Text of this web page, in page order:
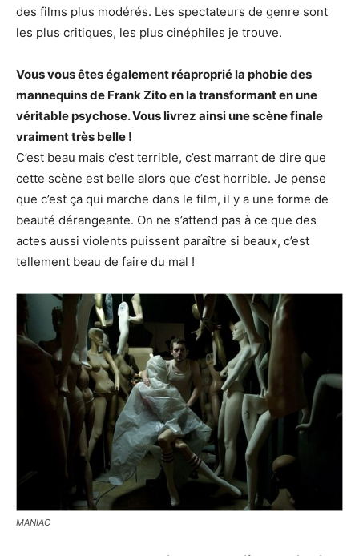
des films plus modérés. Les spectateurs de genre sont
les plus critiques, les plus cinéphiles je trouve.
Vous vous êtes également réaproprié la phobie des
mannequins de Frank Zito en la transformant en une
véritable psychose. Vous livrez ainsi une scène finale
vraiment très belle !
C’est beau mais c’est terrible, c’est marrant de dire que
cette scène est belle alors que c’est horrible. Je pense
que c’est ça qui marche dans le film, il y a une forme de
beauté dérangeante. On ne s’attend pas à ce que des
actes aussi violents puissent paraître si beaux, c’est
tellement beau de faire du mal !
MANIAC